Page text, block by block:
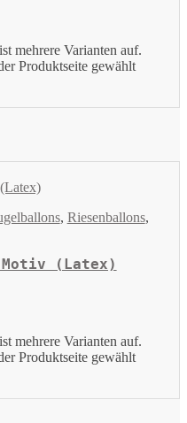
mehrere Varianten auf.
Produktseite gewählt
, Riesenballons,
(Latex)
mehrere Varianten auf.
Produktseite gewählt